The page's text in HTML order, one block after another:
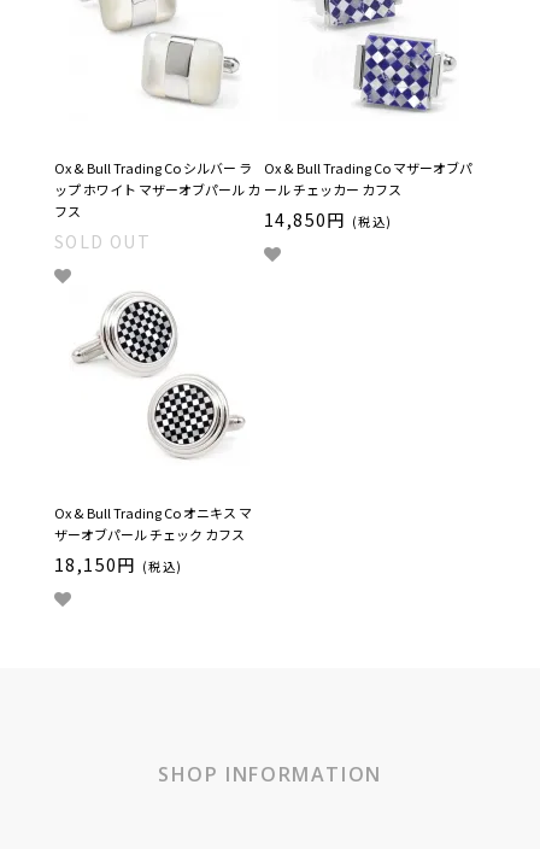
Ox & Bull Trading Co シルバー ラ
ップ ホワイト マザーオブパール カ
フス
SOLD OUT
Ox & Bull Trading Co マザーオブパ
ール チェッカー カフス
14,850円 (税込)
Ox & Bull Trading Co オニキス マ
ザーオブパール チェック カフス
18,150円 (税込)
SHOP INFORMATION